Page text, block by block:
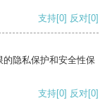
支持[0] 反对[0]
隐私保护和安全性保
支持[0] 反对[0]